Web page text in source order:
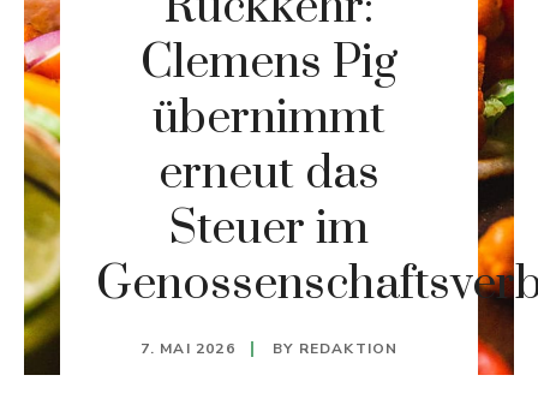
Clemens Pig
übernimmt
erneut das
Steuer im
7. MAI 2026 BY REDAKTION